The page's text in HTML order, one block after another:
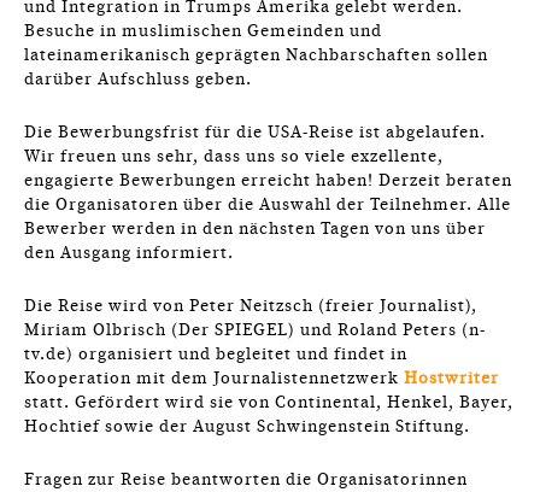
und Integration in Trumps Amerika gelebt werden.
Besuche in muslimischen Gemeinden und
lateinamerikanisch geprägten Nachbarschaften sollen
darüber Aufschluss geben.
Die Bewerbungsfrist für die USA-Reise ist abgelaufen.
Wir freuen uns sehr, dass uns so viele exzellente,
engagierte Bewerbungen erreicht haben! Derzeit beraten
die Organisatoren über die Auswahl der Teilnehmer. Alle
Bewerber werden in den nächsten Tagen von uns über
den Ausgang informiert.
Die Reise wird von Peter Neitzsch (freier Journalist),
Miriam Olbrisch (Der SPIEGEL) und Roland Peters (n-
tv.de) organisiert und begleitet und findet in
Kooperation mit dem Journalistennetzwerk Hostwriter
statt. Gefördert wird sie von Continental, Henkel, Bayer,
Hochtief sowie der August Schwingenstein Stiftung.
Fragen zur Reise beantworten die Organisatorinnen